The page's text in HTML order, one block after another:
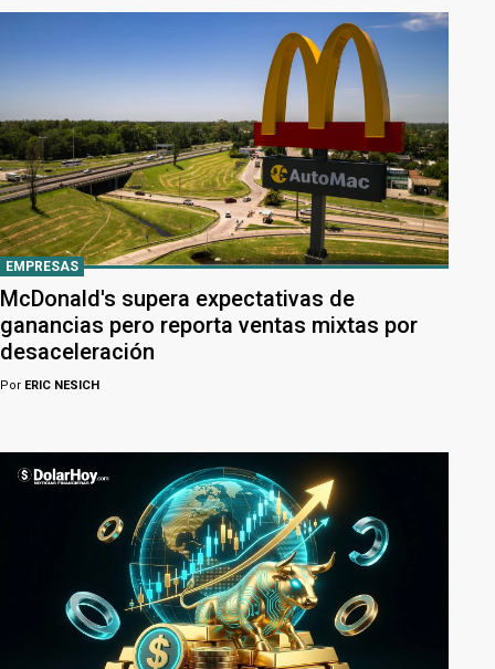
EMPRESAS
McDonald's supera expectativas de
ganancias pero reporta ventas mixtas por
desaceleración
Por ERIC NESICH